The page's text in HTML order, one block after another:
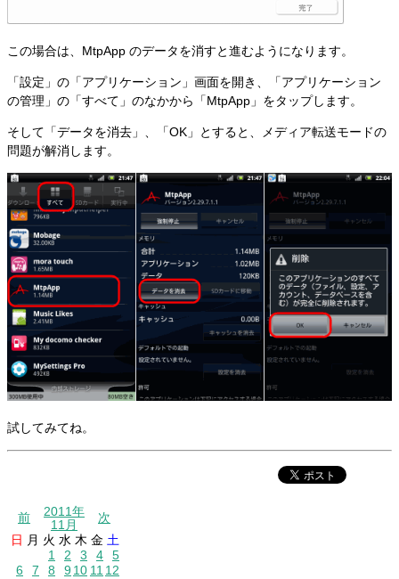
この場合は、MtpApp のデータを消すと進むようになります。
「設定」の「アプリケーション」画面を開き、「アプリケーション
の管理」の「すべて」のなかから「MtpApp」をタップします。
そして「データを消去」、「OK」とすると、メディア転送モードの
問題が解消します。
試してみてね。
前
2011年
11月
次
日 月 火 水 木 金 土
1
2 3 4
5
6
7 8 910 11 12